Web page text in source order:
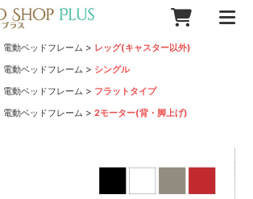
電動ベッドフレーム > レッグ(キャスター以外)
電動ベッドフレーム > シングル
電動ベッドフレーム > フラットタイプ
電動ベッドフレーム >2モーター(背・脚上げ)